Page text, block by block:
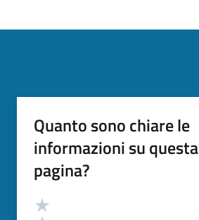
Quanto sono chiare le
informazioni su questa
pagina?
Valutazione